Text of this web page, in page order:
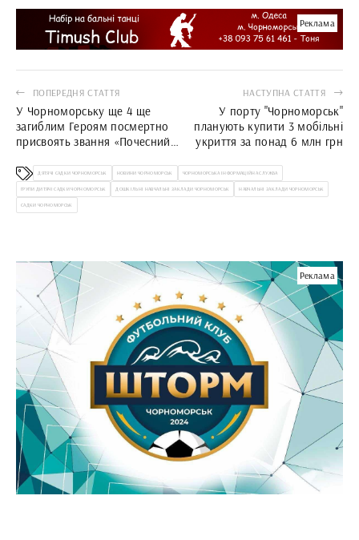
Реклама
ПОПЕРЕДНЯ СТАТТЯ
У Чорноморську ще 4 ще
загиблим Героям посмертно
присвоять звання «Почесний
територіальної громади»
НАСТУПНА СТАТТЯ
У порту "Чорноморськ"
планують купити 3 мобільні
укриття за понад 6 млн грн
ДЯТЯЧІ САДКИ ЧОРНОМОРСЬК НОВИНИ ЧОРНОМОРСЬК ЧОРНОМОРСЬКА ІНФОРМАЦІЙНА СЛУЖБА
ГРУПИ ДИТЯЧІ САДКИ ЧОРНОМОРСЬК ДОШКІЛЬНІ НАВЧАЛЬНІ ЗАКЛАДИ ЧОРНОМОРСЬК НАВЧАЛЬНІ ЗАКЛАДИ ЧОРНОМОРСЬК
САДКИ ЧОРНОМОРСЬК
Реклама